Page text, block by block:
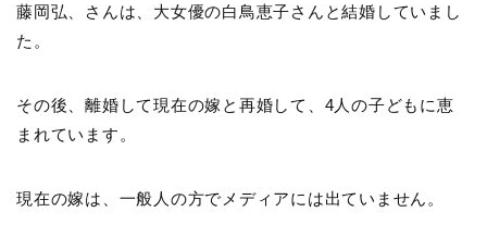
藤岡弘、さんは、大女優の白鳥恵子さんと結婚していまし
た。
その後、離婚して現在の嫁と再婚して、4人の子どもに恵
まれています。
現在の嫁は、一般人の方でメディアには出ていません。